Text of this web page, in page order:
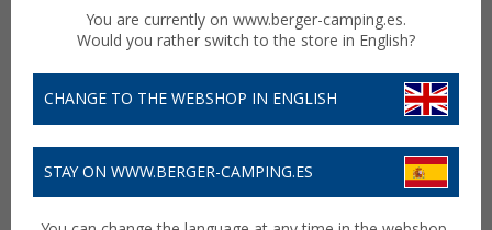
You are currently on www.berger-camping.es.
Would you rather switch to the store in English?
CHANGE TO THE WEBSHOP IN ENGLISH
STAY ON WWW.BERGER-CAMPING.ES